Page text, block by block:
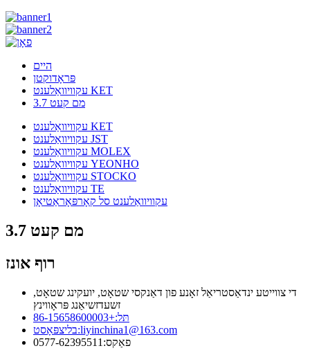
היים
פּראָדוקטן
עקוויוואַלענט KET
3.7 מם קעט
עקוויוואַלענט KET
עקוויוואַלענט JST
עקוויוואַלענט MOLEX
עקוויוואַלענט YEONHO
עקוויוואַלענט STOCKO
עקוויוואַלענט TE
עקוויוואַלענט סל קאָרפּאָראַטיאָן
3.7 מם קעט
רוף אונז
די צווייטע ינדאַסטריאַל זאָנע פון ​​דאַנקסי שטאָט, יועקינג שטאָט,
זשעדזשיאַנג פּראָווינץ
תּל:+86-15658600003
בליצפּאָסט:liyinchina1@163.com
פאַקס: 0577-62395511